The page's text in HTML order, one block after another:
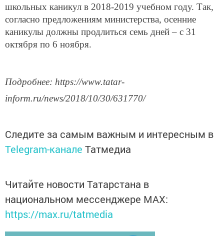
школьных каникул в 2018-2019 учебном году. Так,
согласно предложениям министерства, осенние
каникулы должны продлиться семь дней – с 31
октября по 6 ноября.
Подробнее: https://www.tatar-
inform.ru/news/2018/10/30/631770/
Следите за самым важным и интересным в
Telegram-канале Татмедиа
Читайте новости Татарстана в
национальном мессенджере MАХ:
https://max.ru/tatmedia